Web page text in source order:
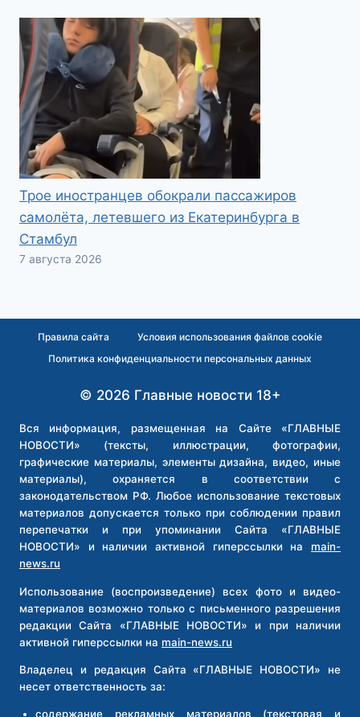
Трое иностранцев обокрали пассажиров
самолёта, летевшего из Екатеринбурга в
Стамбул
7 августа 2026
Правила сайта
Условия использования файлов cookie
Политика конфиденциальности персональных данных
© 2026 Главные новости 18+
Вся информация, размещенная на Сайте «ГЛАВНЫЕ
НОВОСТИ» (тексты, иллюстрации, фотографии,
графические материалы, элементы дизайна, видео, иные
материалы), охраняется в соответствии с
законодательством РФ. Любое использование текстовых
материалов допускается только при соблюдении правил
перепечатки и при упоминании Сайта «ГЛАВНЫЕ
НОВОСТИ» и наличии активной гиперссылки на main-
news.ru
Использование (воспроизведение) всех фото и видео-
материалов возможно только с письменного разрешения
редакции Сайта «ГЛАВНЫЕ НОВОСТИ» и при наличии
активной гиперссылки на main-news.ru
Владелец и редакция Сайта «ГЛАВНЫЕ НОВОСТИ» не
несет ответственность за:
содержание рекламных материалов (текстовая и